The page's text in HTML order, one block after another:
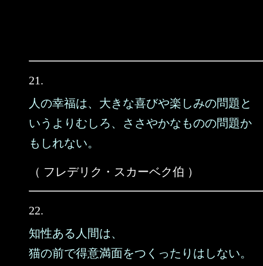
21.
人の幸福は、大きな喜びや楽しみの問題と
いうよりむしろ、ささやかなものの問題か
もしれない。
（ フレデリク・スカーベク伯 ）
22.
知性ある人間は、
猫の前で得意満面をつくったりはしない。